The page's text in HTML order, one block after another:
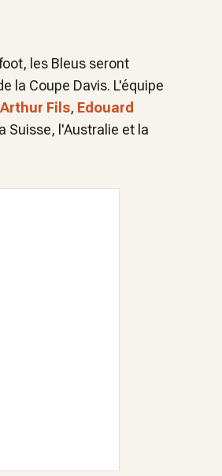
les Bleus seront
la Coupe Davis. L'équipe
Arthur Fils, Edouard
Suisse, l'Australie et la